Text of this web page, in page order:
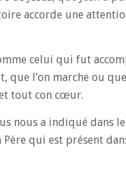
accorde une
celui qui fut
que l’on marche ou
tout con cœur.
nous a indiqué dans
qui est présent